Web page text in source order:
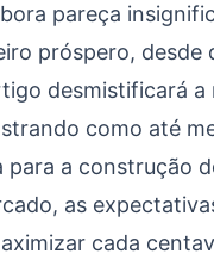
pareça
próspero, desde
desmistificará
como até
para a construção
as
cada